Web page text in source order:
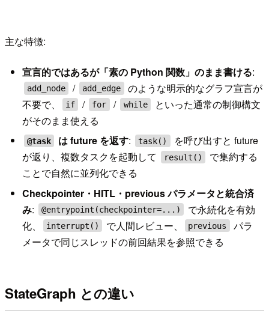
主な特徴:
宣言的ではあるが「素の Python 関数」のまま書ける:
add_node / add_edge
のような明示的なグラフ宣言が
不要で、
if / for / while
といった通常の制御構文
がそのまま使える
@task は future を返す: task()
を呼び出すと future
が返り、複数タスクを起動して
result()
で集約する
ことで自然に並列化できる
Checkpointer・HITL・previous パラメータと統合済
み: @entrypoint(checkpointer=...)
で永続化を有効
化、
interrupt() で人間レビュー、 previous
パラ
メータで同じスレッドの前回結果を参照できる
StateGraph との違い